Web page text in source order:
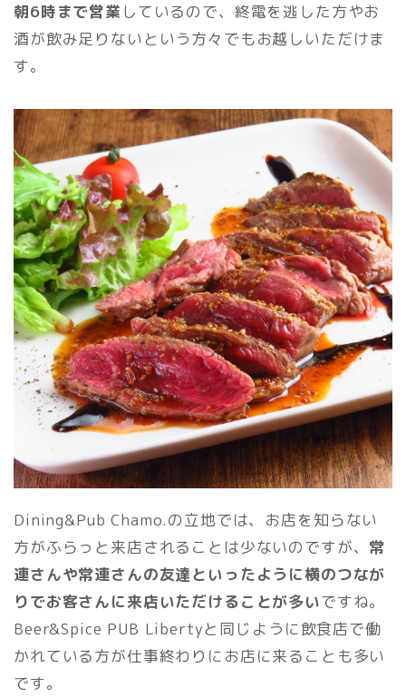
朝6時まで営業 しているので、終電を逃した方やお
酒が飲み足りないという方々でもお越しいただけま
す。
Dining&Pub Chamo.の立地では、お店を知らない
方がふらっと来店されることは少ないのですが、 常
連さんや常連さんの友達といったように横のつなが
りでお客さんに来店いただけることが多いですね。
Beer&Spice PUB Libertyと同じように飲食店で働
かれている方が仕事終わりにお店に来ることも多い
です。